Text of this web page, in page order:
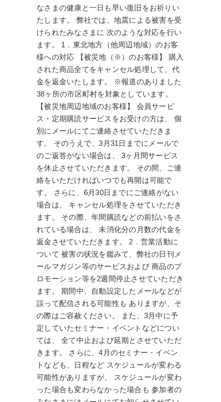
なさまの健康と一日も早い復旧をお祈りい
たします。 弊社では、地震による被害を受
けられたみなさまに 次のような対応を行い
ます。 1．東北地方（他周辺地域）のお客
様への対応 【被災地（※）のお客様】 購入
された商品全てをキャンセル処理して、代
金を返金いたします。 ※報道のありました
38ヶ所の市区町村を対象としています。
【被災地周辺地域のお客様】 会員サービ
ス・定期購読サービスをお受けの方は、 個
別にメールにてご連絡させていただきま
す。 そのうえで、3月31日までにメールで
のご返答がない場合は、 3ヶ月間サービス
を休止させていただきます。 その間、ご連
絡をいただければいつでも再開は可能で
す。 さらに、6月30日までにご連絡がない
場合は、 キャンセル処理をさせていただき
ます。 その際、年間購読などの前払いをさ
れている場合は、 未消化分の月数の代金を
返金させていただきます。 2．営業活動に
ついて 被害の状況を鑑みて、弊社の日刊メ
ールマガジン等のサービスおよび 商品のプ
ロモーション等を2週間停止させていただき
ます。 期間中、自動設定したメールなどが
誤って配信される可能性も ありますが、そ
の際はご容赦ください。 また、3月中に予
定していたセミナー・イベントなどについ
ては、 全て中止および延期とさせていただ
きます。 さらに、4月のセミナー・イベン
トなども、日程など スケジュールが変わる
可能性がありますが、 スケジュールが変わ
った場合も変わらなかった場合も 参加者の